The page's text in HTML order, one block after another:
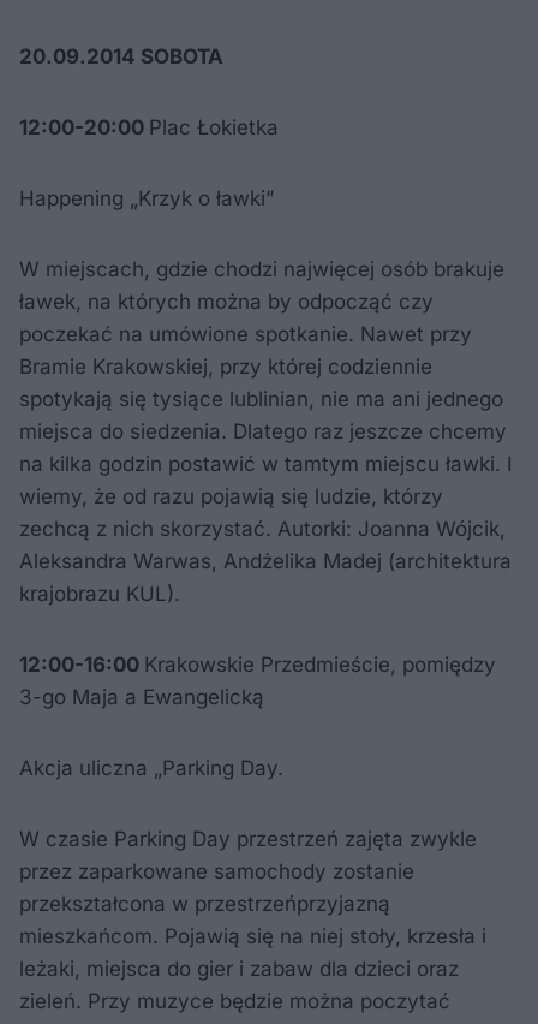
20.09.2014 SOBOTA
12:00-20:00 Plac Łokietka
Happening „Krzyk o ławki”
W miejscach, gdzie chodzi najwięcej osób brakuje
ławek, na których można by odpocząć czy
poczekać na umówione spotkanie. Nawet przy
Bramie Krakowskiej, przy której codziennie
spotykają się tysiące lublinian, nie ma ani jednego
miejsca do siedzenia. Dlatego raz jeszcze chcemy
na kilka godzin postawić w tamtym miejscu ławki. I
wiemy, że od razu pojawią się ludzie, którzy
zechcą z nich skorzystać. Autorki: Joanna Wójcik,
Aleksandra Warwas, Andżelika Madej (architektura
krajobrazu KUL).
12:00-16:00 Krakowskie Przedmieście, pomiędzy
3-go Maja a Ewangelicką
Akcja uliczna „Parking Day.
W czasie Parking Day przestrzeń zajęta zwykle
przez zaparkowane samochody zostanie
przekształcona w przestrzeńprzyjazną
mieszkańcom. Pojawią się na niej stoły, krzesła i
leżaki, miejsca do gier i zabaw dla dzieci oraz
zieleń. Przy muzyce będzie można poczytać